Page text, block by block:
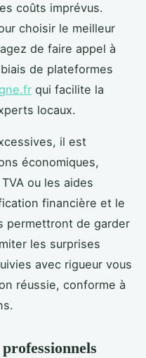
coûts imprévus.
choisir le meilleur
de faire appel à
de plateformes
qui facilite la
locaux.
il est
économiques,
ou les aides
financière et le
permettront de garder
les surprises
avec rigueur vous
réussie, conforme à